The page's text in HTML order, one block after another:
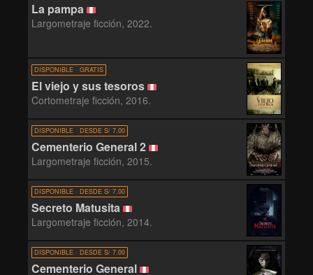
La pampa
Largometraje ficción, 2022.
DISPONIBLE · GRATIS
El viejo y sus tesoros
Cortometraje ficción, 2016.
DISPONIBLE · DESDE S/ 7.00
Cementerio General 2
Largometraje ficción, 2015.
DISPONIBLE · DESDE S/ 7.00
Secreto Matusita
Largometraje ficción, 2014.
DISPONIBLE · DESDE S/ 7.00
Cementerio General